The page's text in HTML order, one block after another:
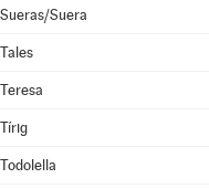
Sueras/Suera
Tales
Teresa
Tírig
Todolella